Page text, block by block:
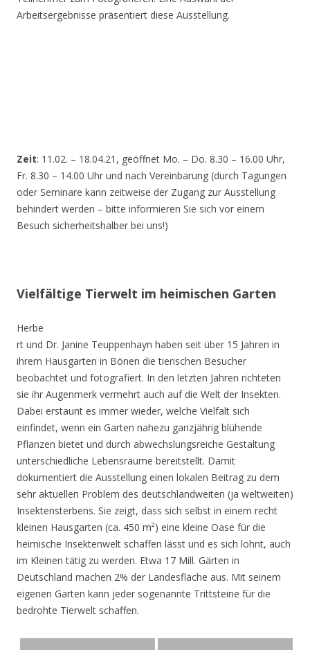
Arbeitsergebnisse präsentiert diese Ausstellung.
Zeit: 11.02. – 18.04.21, geöffnet Mo. – Do. 8.30 – 16.00 Uhr,
Fr. 8.30 – 14.00 Uhr und nach Vereinbarung (durch Tagungen
oder Seminare kann zeitweise der Zugang zur Ausstellung
behindert werden – bitte informieren Sie sich vor einem
Besuch sicherheitshalber bei uns!)
Vielfältige Tierwelt im heimischen Garten
Herbe
rt und Dr. Janine Teuppenhayn haben seit über 15 Jahren in
ihrem Hausgarten in Bönen die tierischen Besucher
beobachtet und fotografiert. In den letzten Jahren richteten
sie ihr Augenmerk vermehrt auch auf die Welt der Insekten.
Dabei erstaunt es immer wieder, welche Vielfalt sich
einfindet, wenn ein Garten nahezu ganzjährig blühende
Pflanzen bietet und durch abwechslungsreiche Gestaltung
unterschiedliche Lebensräume bereitstellt. Damit
dokumentiert die Ausstellung einen lokalen Beitrag zu dem
sehr aktuellen Problem des deutschlandweiten (ja weltweiten)
Insektensterbens. Sie zeigt, dass sich selbst in einem recht
kleinen Hausgarten (ca. 450 m²) eine kleine Oase für die
heimische Insektenwelt schaffen lässt und es sich lohnt, auch
im Kleinen tätig zu werden. Etwa 17 Mill. Gärten in
Deutschland machen 2% der Landesfläche aus. Mit seinem
eigenen Garten kann jeder sogenannte Trittsteine für die
bedrohte Tierwelt schaffen.